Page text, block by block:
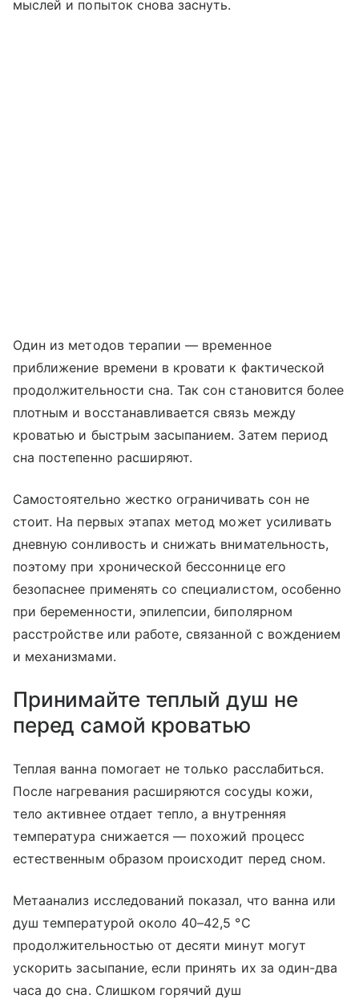
мыслей и попыток снова заснуть.
Один из методов терапии — временное
приближение времени в кровати к фактической
продолжительности сна. Так сон становится более
плотным и восстанавливается связь между
кроватью и быстрым засыпанием. Затем период
сна постепенно расширяют.
Самостоятельно жестко ограничивать сон не
стоит. На первых этапах метод может усиливать
дневную сонливость и снижать внимательность,
поэтому при хронической бессоннице его
безопаснее применять со специалистом, особенно
при беременности, эпилепсии, биполярном
расстройстве или работе, связанной с вождением
и механизмами.
Принимайте теплый душ не
перед самой кроватью
Теплая ванна помогает не только расслабиться.
После нагревания расширяются сосуды кожи,
тело активнее отдает тепло, а внутренняя
температура снижается — похожий процесс
естественным образом происходит перед сном.
Метаанализ исследований показал, что ванна или
душ температурой около 40–42,5 °C
продолжительностью от десяти минут могут
ускорить засыпание, если принять их за один-два
часа до сна. Слишком горячий душ